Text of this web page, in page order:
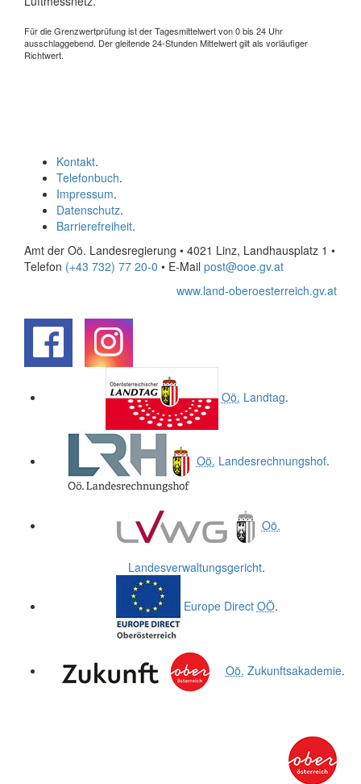
Für die Grenzwertprüfung ist der Tagesmittelwert von 0 bis 24 Uhr
ausschlaggebend. Der gleitende 24-Stunden Mittelwert gilt als vorläufiger
Richtwert.
Kontakt.
Telefonbuch.
Impressum.
Datenschutz.
Barrierefreiheit.
Amt der Oö. Landesregierung • 4021 Linz, Landhausplatz 1 •
Telefon (+43 732) 77 20-0 • E-Mail post@ooe.gv.at
www.land-oberoesterreich.gv.at
Oö. Landtag.
Oö. Landesrechnungshof.
Oö.
Landesverwaltungsgericht.
Europe Direct OÖ.
Oö. Zukunftsakademie.